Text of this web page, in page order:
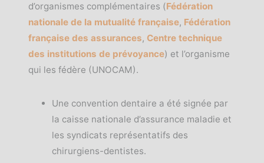
d’organismes complémentaires (Fédération
nationale de la mutualité française, Fédération
française des assurances, Centre technique
des institutions de prévoyance) et l’organisme
qui les fédère (UNOCAM).
Une convention dentaire a été signée par
la caisse nationale d’assurance maladie et
les syndicats représentatifs des
chirurgiens-dentistes.